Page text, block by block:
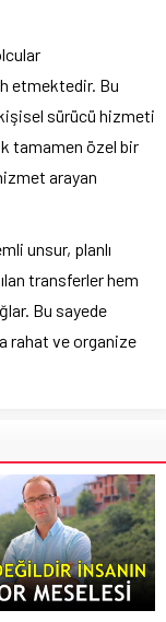
etmektedir. Bu
sürücü hizmeti
tamamen özel bir
arayan
unsur, planlı
transferler hem
Bu sayede
rahat ve organize